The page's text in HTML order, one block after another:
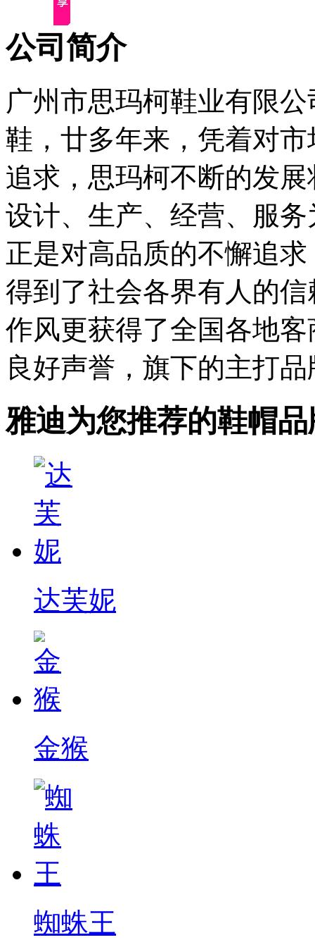
公司简介
广州市思玛柯鞋业有限
鞋，廿多年来，凭着对
追求，思玛柯不断的发
设计、生产、经营、服
正是对高品质的不懈追
得到了社会各界有人的
作风更获得了全国各地
良好声誉，旗下的主打品
雅迪为您推荐的鞋帽品
达芙妮
金猴
蜘蛛王